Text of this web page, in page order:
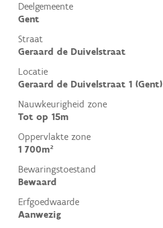
Deelgemeente
Gent
Straat
Geraard de Duivelstraat
Locatie
Geraard de Duivelstraat 1 (Gent)
Nauwkeurigheid zone
Tot op 15m
Oppervlakte zone
1 700m²
Bewaringstoestand
Bewaard
Erfgoedwaarde
Aanwezig